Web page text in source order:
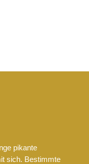
pikante
sich. Bestimmte